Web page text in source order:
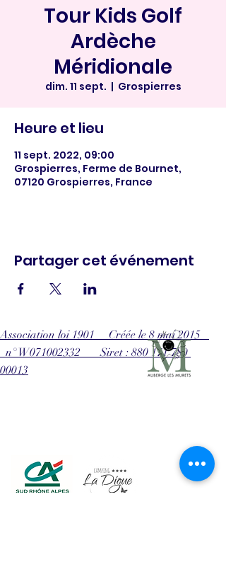
Tour Kids Golf
Ardèche
Méridionale
dim. 11 sept.
  |
Grospierres
Heure et lieu
11 sept. 2022, 09:00
Grospierres, Ferme de Bournet,
07120 Grospierres, France
Partager cet événement
Association loi 1901 Créée le 8 mai 2015
n° W071002332 Siret : 880 171 780
00013